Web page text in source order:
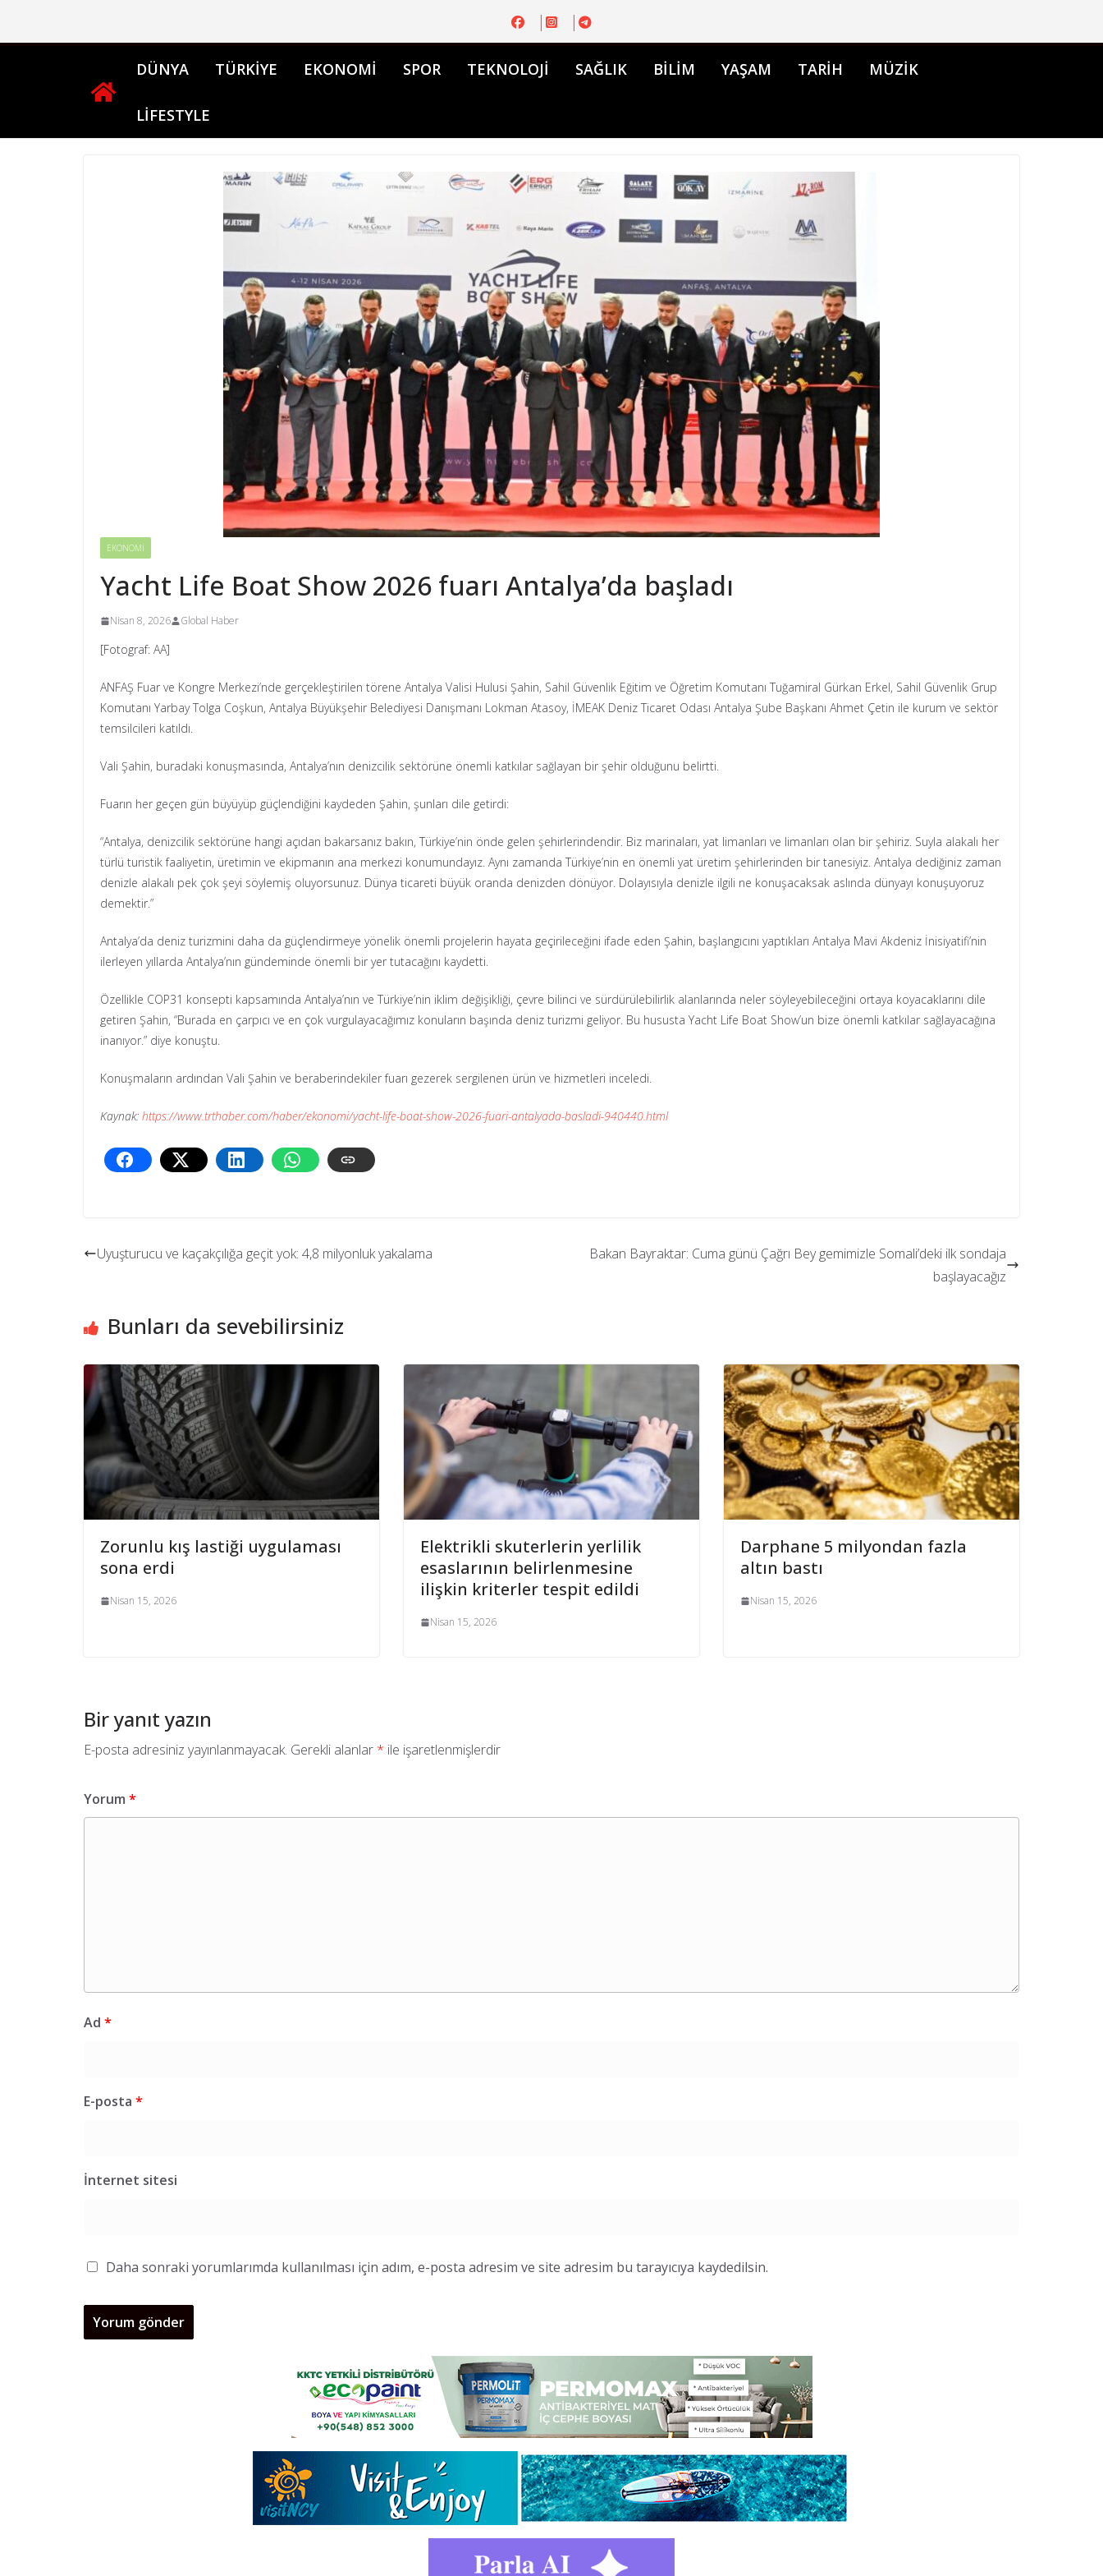
DÜNYA TÜRKİYE EKONOMİ SPOR TEKNOLOJİ SAĞLIK BİLİM YAŞAM TARİH MÜZİK
LİFESTYLE
EKONOMİ
Yacht Life Boat Show 2026 fuarı Antalya’da başladı
Nisan 8, 2026 Global Haber
[Fotograf: AA]
ANFAŞ Fuar ve Kongre Merkezi’nde gerçekleştirilen törene Antalya Valisi Hulusi Şahin, Sahil Güvenlik Eğitim ve Öğretim Komutanı Tuğamiral Gürkan Erkel, Sahil Güvenlik Grup
Komutanı Yarbay Tolga Coşkun, Antalya Büyükşehir Belediyesi Danışmanı Lokman Atasoy, İMEAK Deniz Ticaret Odası Antalya Şube Başkanı Ahmet Çetin ile kurum ve sektör
temsilcileri katıldı.
Vali Şahin, buradaki konuşmasında, Antalya’nın denizcilik sektörüne önemli katkılar sağlayan bir şehir olduğunu belirtti.
Fuarın her geçen gün büyüyüp güçlendiğini kaydeden Şahin, şunları dile getirdi:
“Antalya, denizcilik sektörüne hangi açıdan bakarsanız bakın, Türkiye’nin önde gelen şehirlerindendir. Biz marinaları, yat limanları ve limanları olan bir şehiriz. Suyla alakalı her
türlü turistik faaliyetin, üretimin ve ekipmanın ana merkezi konumundayız. Aynı zamanda Türkiye’nin en önemli yat üretim şehirlerinden bir tanesiyiz. Antalya dediğiniz zaman
denizle alakalı pek çok şeyi söylemiş oluyorsunuz. Dünya ticareti büyük oranda denizden dönüyor. Dolayısıyla denizle ilgili ne konuşacaksak aslında dünyayı konuşuyoruz
demektir.”
Antalya’da deniz turizmini daha da güçlendirmeye yönelik önemli projelerin hayata geçirileceğini ifade eden Şahin, başlangıcını yaptıkları Antalya Mavi Akdeniz İnisiyatifi’nin
ilerleyen yıllarda Antalya’nın gündeminde önemli bir yer tutacağını kaydetti.
Özellikle COP31 konsepti kapsamında Antalya’nın ve Türkiye’nin iklim değişikliği, çevre bilinci ve sürdürülebilirlik alanlarında neler söyleyebileceğini ortaya koyacaklarını dile
getiren Şahin, “Burada en çarpıcı ve en çok vurgulayacağımız konuların başında deniz turizmi geliyor. Bu hususta Yacht Life Boat Show’un bize önemli katkılar sağlayacağına
inanıyor.” diye konuştu.
Konuşmaların ardından Vali Şahin ve beraberindekiler fuarı gezerek sergilenen ürün ve hizmetleri inceledi.
Kaynak: https://www.trthaber.com/haber/ekonomi/yacht-life-boat-show-2026-fuari-antalyada-basladi-940440.html
Uyuşturucu ve kaçakçılığa geçit yok: 4,8 milyonluk yakalama
Bakan Bayraktar: Cuma günü Çağrı Bey gemimizle Somali’deki ilk sondaja
başlayacağız
Bunları da sevebilirsiniz
Zorunlu kış lastiği uygulaması
sona erdi
Nisan 15, 2026
Elektrikli skuterlerin yerlilik
esaslarının belirlenmesine
ilişkin kriterler tespit edildi
Nisan 15, 2026
Darphane 5 milyondan fazla
altın bastı
Nisan 15, 2026
Bir yanıt yazın
E-posta adresiniz yayınlanmayacak. Gerekli alanlar * ile işaretlenmişlerdir
Yorum *
Ad *
E-posta *
İnternet sitesi
Daha sonraki yorumlarımda kullanılması için adım, e-posta adresim ve site adresim bu tarayıcıya kaydedilsin.